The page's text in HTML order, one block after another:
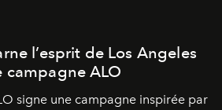
l’esprit de Los Angeles
campagne ALO
signe une campagne inspirée par